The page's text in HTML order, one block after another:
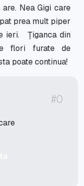
Nea Gigi care
prea mult piper
ieri. Țiganca din
flori furate de
poate continua!
#0